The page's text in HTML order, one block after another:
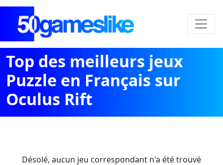
Top des meilleurs jeux
Puzzle en Français sur
Oculus Rift
Désolé, aucun jeu correspondant n'a été trouvé